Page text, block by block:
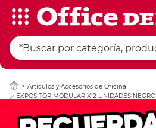
Artículos y Accesorios de Oficina
EXPOSITOR MODULAR X 2 UNIDADES NEGRO